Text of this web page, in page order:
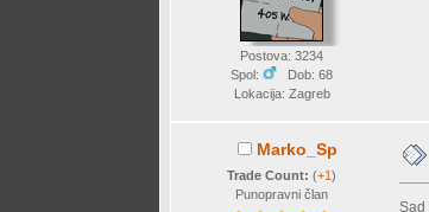
Postova: 3234
Spol:
Dob: 68
Lokacija: Zagreb
Marko_Sp
Trade Count:(+1)
Punopravni član
Sad